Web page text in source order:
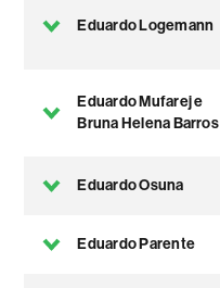
Eduardo Logemann
Eduardo Mufarej e
Bruna Helena Barros
Eduardo Osuna
Eduardo Parente